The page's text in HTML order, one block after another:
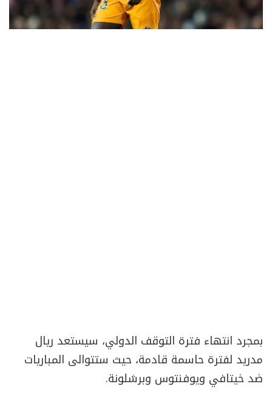
بمجرد انتهاء فترة التوقف الدولي، سيستعد ريال
مدريد لفترة حاسمة قادمة، حيث ستتوالى المباريات
ضد خيتافي ويوفنتوس وبرشلونة.